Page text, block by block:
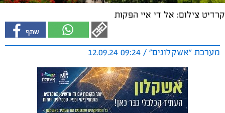
קרדיט צילום: אל די איי הפקות
מערכת "אשקלונים" / 09:24 12.09.24